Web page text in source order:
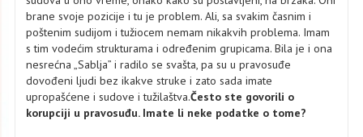
brane svoje pozicije i tu je problem. Ali, sa svakim časnim i
poštenim sudijom i tužiocem nemam nikakvih problema. Imam
s tim vodećim strukturama i određenim grupicama. Bila je i ona
nesrećna „Sablja” i radilo se svašta, pa su u pravosuđe
dovođeni ljudi bez ikakve struke i zato sada imate
upropašćene i sudove i tužilaštva.Često ste govorili o
korupciji u pravosuđu. Imate li neke podatke o tome?